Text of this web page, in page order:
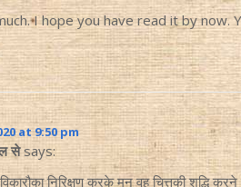
I hope you have read it by now.
at 9:50 pm
से says:
निरिक्षण करके मन वह चित्तकी शुद्धि